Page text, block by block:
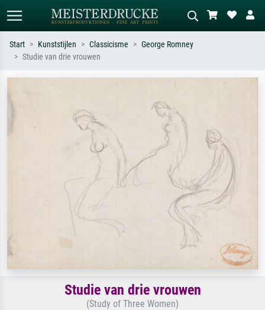
Hokusai-golf, naakt.
olieverfschilderij, staand naakt naast
een boom.
Start Kunststijlen Classicisme
George Romney
Studie van drie vrouwen
Studie van drie vrouwen
(Study of Three Women)